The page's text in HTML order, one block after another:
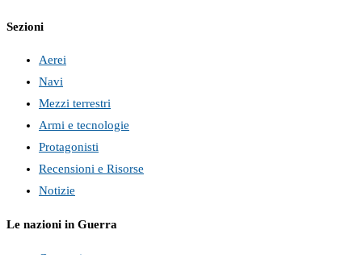
Sezioni
Aerei
Navi
Mezzi terrestri
Armi e tecnologie
Protagonisti
Recensioni e Risorse
Notizie
Le nazioni in Guerra